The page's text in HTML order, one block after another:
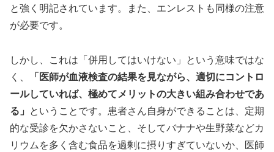
と強く明記されています。また、エンレストも同様の注意
が必要です。
しかし、これは「併用してはいけない」という意味ではな
く、
「医師が血液検査の結果を見ながら、適切にコントロ
ールしていれば、極めてメリットの大きい組み合わせであ
る」 ということです。患者さん自身ができることは、定期
的な受診を欠かさないこと、そしてバナナや生野菜などカ
リウムを多く含む食品を過剰に摂りすぎていないか、医師